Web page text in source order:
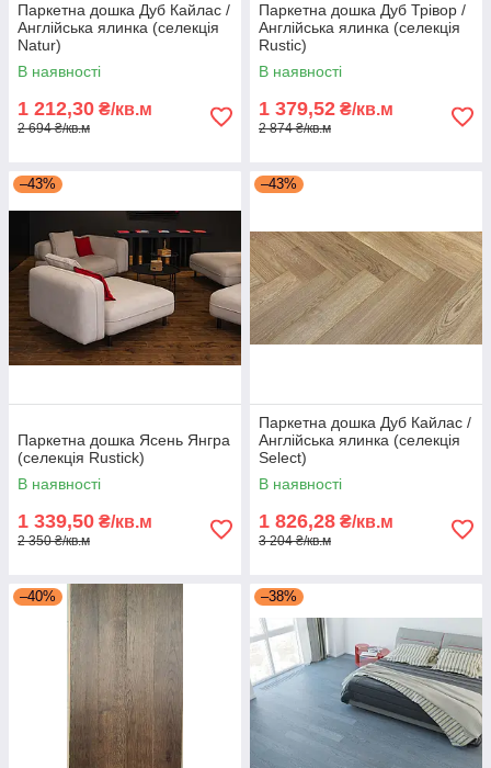
Паркетна дошка Дуб Кайлас /
Англійська ялинка (селекція
Natur)
В наявності
1 212,30 ₴/кв.м
2 694 ₴/кв.м
Паркетна дошка Дуб Трівор /
Англійська ялинка (селекція
Rustic)
В наявності
1 379,52 ₴/кв.м
2 874 ₴/кв.м
–43%
Паркетна дошка Ясень Янгра
(селекція Rustick)
В наявності
1 339,50 ₴/кв.м
2 350 ₴/кв.м
–43%
Паркетна дошка Дуб Кайлас /
Англійська ялинка (селекція
Select)
В наявності
1 826,28 ₴/кв.м
3 204 ₴/кв.м
–40% –38%